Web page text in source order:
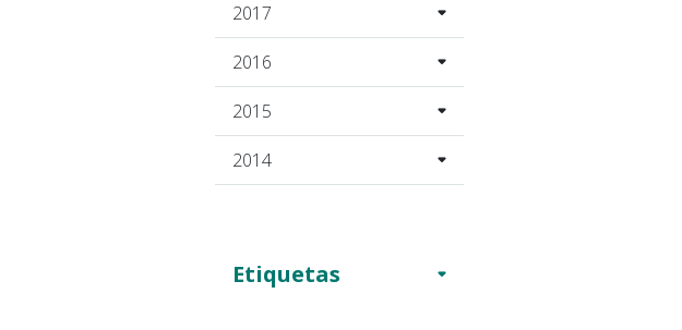
2017
2016
2015
2014
Etiquetas